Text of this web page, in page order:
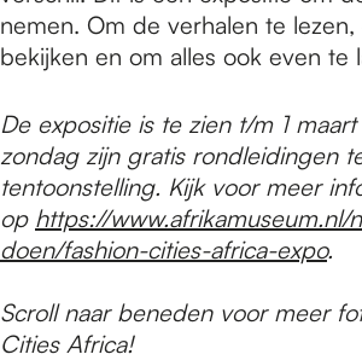
nemen. Om de verhalen te
bekijken en om alles ook even te
De expositie is te zien t/m 1
zondag zijn gratis rondleidingen
tentoonstelling. Kijk voor meer
op https://www.afrikamuseum.nl/
doen/fashion-cities-africa-expo.
Scroll naar beneden voor meer
Cities Africa!